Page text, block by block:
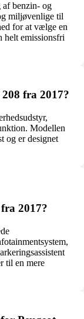
af benzin- og
miljøvenlige til
for at vælge en
helt emissionsfri
fra 2017?
Modellen
og er designet
2017?
til en mere